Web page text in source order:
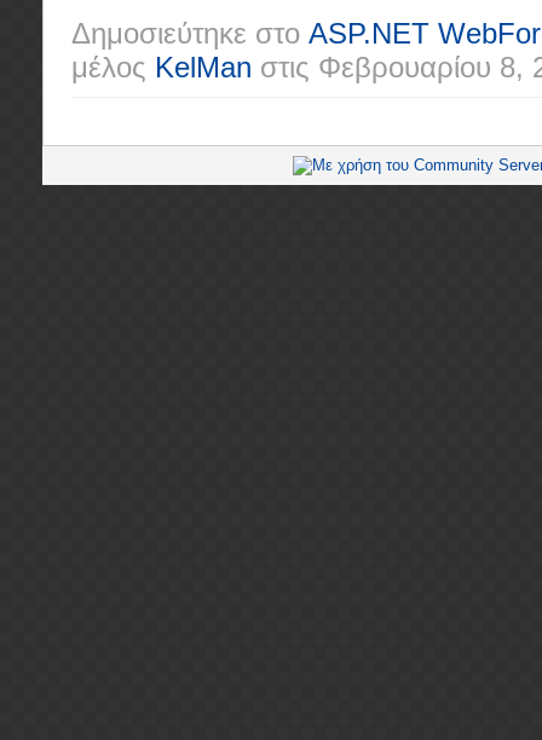
Δημοσιεύτηκε στο ASP.NET
μέλος KelMan στις Φεβρουαρίου 8,